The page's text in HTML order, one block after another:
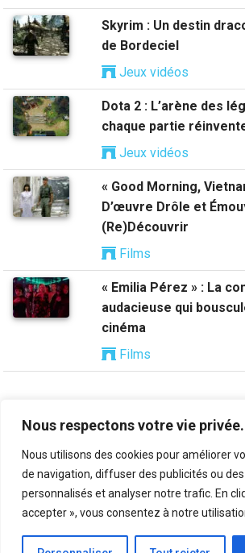
Nous respectons votre vie privée.
Nous utilisons des cookies pour améliorer
de navigation, diffuser des publicités ou
personnalisés et analyser notre trafic. En
accepter », vous consentez à notre
Skyrim : Un destin
de Bordeciel
Jeux vidéos
Dota 2 : L’arène des
chaque partie
Jeux vidéos
« Good Morning,
D’œuvre Drôle et
(Re)Découvrir
Films
« Emilia Pérez » : La
audacieuse qui
cinéma
Films
A propos|Mentions légales|
d’utilisation|Flux RSS| Nos
Suggestion de contenu